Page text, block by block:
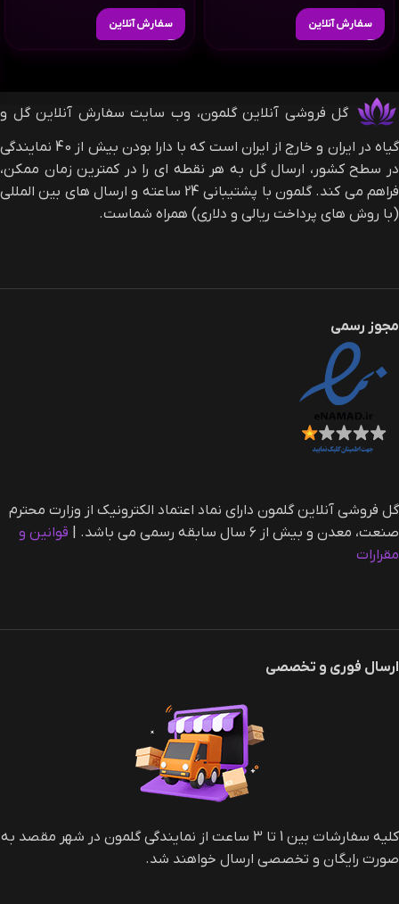
سفارش آنلاین سفارش آنلاین
گل فروشی آنلاین گلمون، وب سایت سفارش آنلاین گل و
گیاه در ایران و خارج از ایران است که با دارا بودن بیش از 40 نمایندگی
در سطح کشور، ارسال گل به هر نقطه ای را در کمترین زمان ممکن،
فراهم می کند. گلمون با پشتیبانی 24 ساعته و ارسال های بین المللی
(با روش های پرداخت ریالی و دلاری) همراه شماست.
مجوز رسمی
گل فروشی آنلاین گلمون دارای نماد اعتماد الکترونیک از وزارت محترم
صنعت، معدن و بیش از ۶ سال سابقه رسمی می باشد. |‌
قوانین و
مقرارات
ارسال فوری و تخصصی
کلیه سفارشات بین 1 تا 3 ساعت از نمایندگی گلمون در شهر مقصد به
صورت رایگان و تخصصی ارسال خواهند شد.